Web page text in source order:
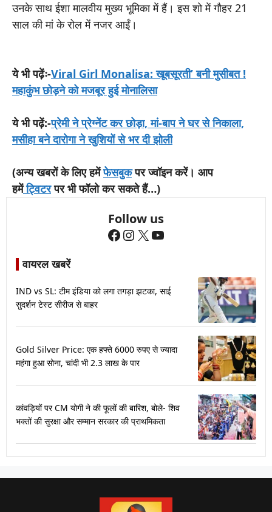
उनके साथ ईशा मालवीय मुख्य भूमिका में हैं। इस शो में गौहर 21
साल की मां के रोल में नजर आईं।
ये भी पढ़ेंः-Viral Girl Monalisa: खूबसूरती’ बनी मुसीबत !
महाकुंभ छोड़ने को मजबूर हुई मोनालिसा
ये भी पढ़ें:-प्रेमी ने प्रेग्नेंट कर छोड़ा, मां-बाप ने घर से निकाला,
मसीहा बने दारोगा ने खुशियों से भर दी झोली
(अन्य खबरों के लिए हमेंफेसबुकपर ज्वॉइन करें। आप
हमेंट्विटरपर भी फॉलो कर सकते हैं…)
Follow us
Facebook
Instagram
X YouTube
वायरल खबरें
IND vs SL: टीम इंडिया को लगा तगड़ा झटका, साई
सुदर्शन टेस्ट सीरीज से बाहर
Gold Silver Price: एक हफ्ते 6000 रुपए से ज्यादा
महंगा हुआ सोना, चांदी भी 2.3 लाख के पार
कांवड़ियों पर CM योगी ने की फूलों की बारिश, बोले- शिव
भक्तों की सुरक्षा और सम्मान सरकार की प्राथमिकता